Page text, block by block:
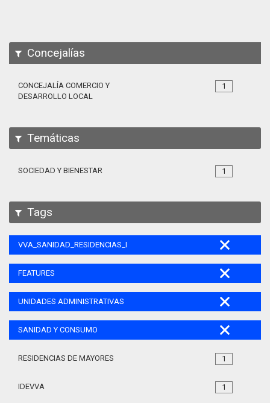
Concejalías
1
CONCEJALÍA COMERCIO Y
DESARROLLO LOCAL
Temáticas
1
SOCIEDAD Y BIENESTAR
Tags
VVA_SANIDAD_RESIDENCIAS_MAYORES_105
FEATURES
UNIDADES ADMINISTRATIVAS
SANIDAD Y CONSUMO
1
RESIDENCIAS DE MAYORES
1
IDEVVA